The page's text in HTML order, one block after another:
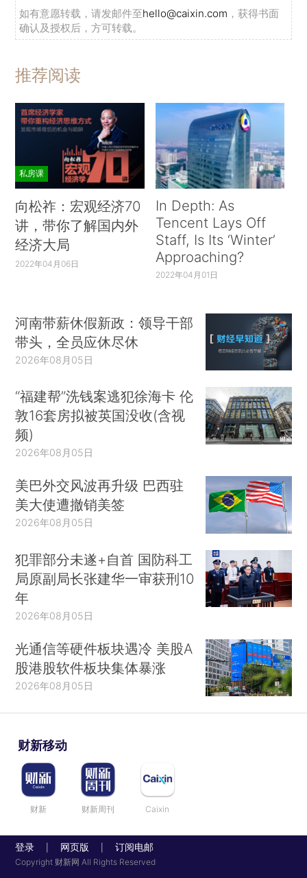
如有意愿转载，请发邮件至hello@caixin.com ，获得书面
确认及授权后，方可转载。
推荐阅读
私房课
向松祚：宏观经济70
讲，带你了解国内外
经济大局
2022年04月06日
In Depth: As
Tencent Lays Off
Staff, Is Its ‘Winter’
Approaching?
2022年04月01日
河南带薪休假新政：领导干部
带头，全员应休尽休
2026年08月05日
“福建帮”洗钱案逃犯徐海卡 伦
敦16套房拟被英国没收(含视
频)
2026年08月05日
美巴外交风波再升级 巴西驻
美大使遭撤销美签
2026年08月05日
犯罪部分未遂+自首 国防科工
局原副局长张建华一审获刑10
年
2026年08月05日
光通信等硬件板块遇冷 美股A
股港股软件板块集体暴涨
2026年08月05日
财新移动
财新 财新周刊 Caixin
登录 网页版 订阅电邮
Copyright 财新网 All Rights Reserved